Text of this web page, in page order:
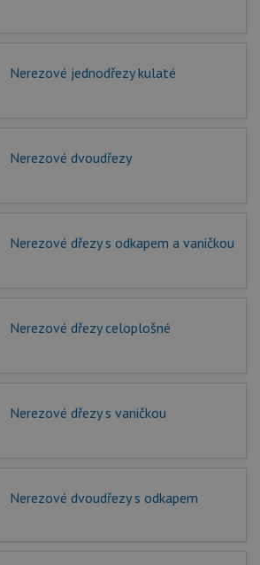
Nerezové jednodřezy kulaté
Nerezové dvoudřezy
Nerezové dřezy s odkapem a vaničkou
Nerezové dřezy celoplošné
Nerezové dřezy s vaničkou
Nerezové dvoudřezy s odkapem